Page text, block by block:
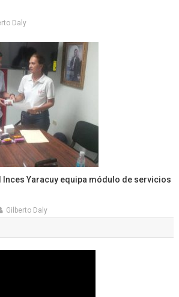
Daly
Yaracuy equipa módulo de servicios
Gilberto Daly